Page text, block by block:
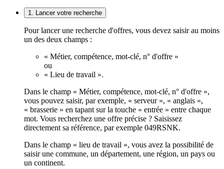
1. Lancer votre recherche
Pour lancer une recherche d'offres, vous devez saisir au moins
un des deux champs :
« Métier, compétence, mot-clé, n° d'offre »
ou
« Lieu de travail ».
Dans le champ « Métier, compétence, mot-clé, n° d'offre »,
vous pouvez saisir, par exemple, « serveur », « anglais »,
« brasserie » en tapant sur la touche « entrée » entre chaque
mot. Vous recherchez une offre précise ? Saisissez
directement sa référence, par exemple 049RSNK.
Dans le champ « lieu de travail », vous avez la possibilité de
saisir une commune, un département, une région, un pays ou
un continent.